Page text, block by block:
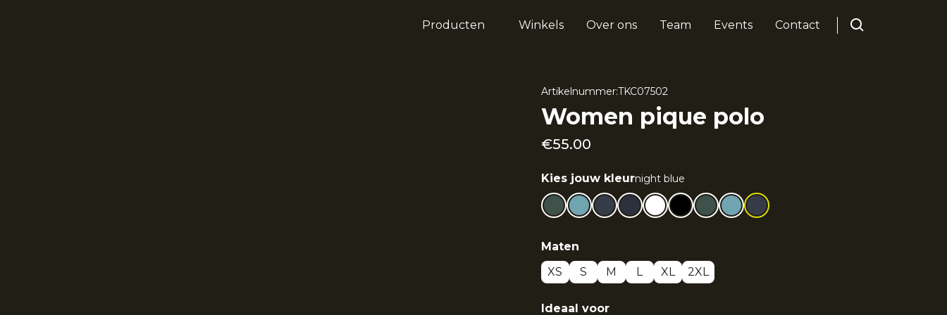
Producten Winkels Over ons Team Events Contact
Artikelnummer:TKC07502
Women pique polo
€55.00
Kies jouw kleurnight blue
Maten
XS
S M L XL 2XL
Ideaal voor